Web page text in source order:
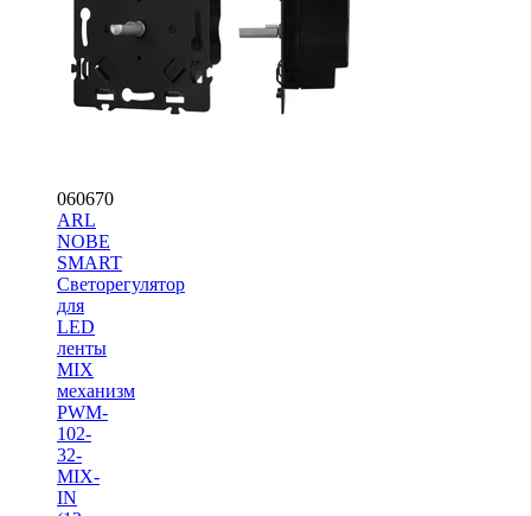
060670
ARL
NOBE
SMART
Светорегулятор
для
LED
ленты
MIX
механизм
PWM-
102-
32-
MIX-
IN